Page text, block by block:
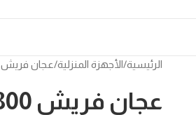
الرئيسية الأجهزة المنزلية عجان فريش 1800 وات – 6 لتر
عجان فريش 1800 وات – 6 لتر